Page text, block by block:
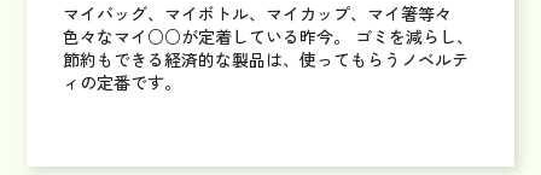
マイバッグ、マイボトル、マイカップ、マイ箸等々
色々なマイ○○が定着している昨今。
ゴミを減らし、
節約もできる経済的な製品は、使ってもらうノベルテ
ィの定番です。